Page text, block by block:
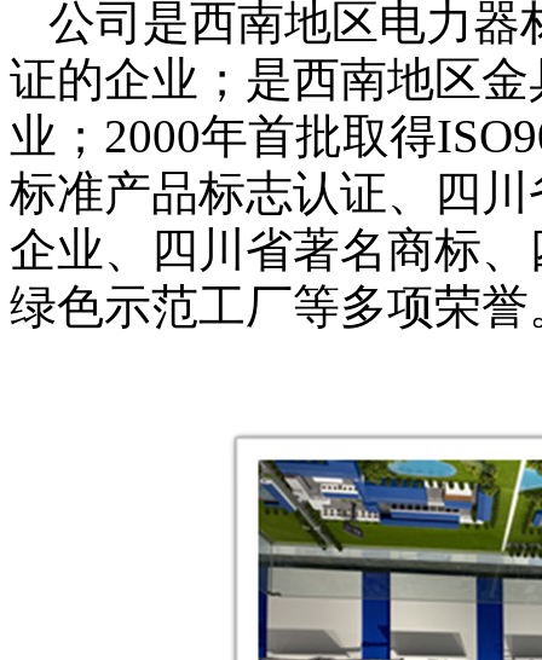
公司是西南地区电力器
证的企业；是西南地区
业； 2000年首批取得
标准产品标志认证、四
企业、四川省著名商标
绿色示范工厂等多项荣誉